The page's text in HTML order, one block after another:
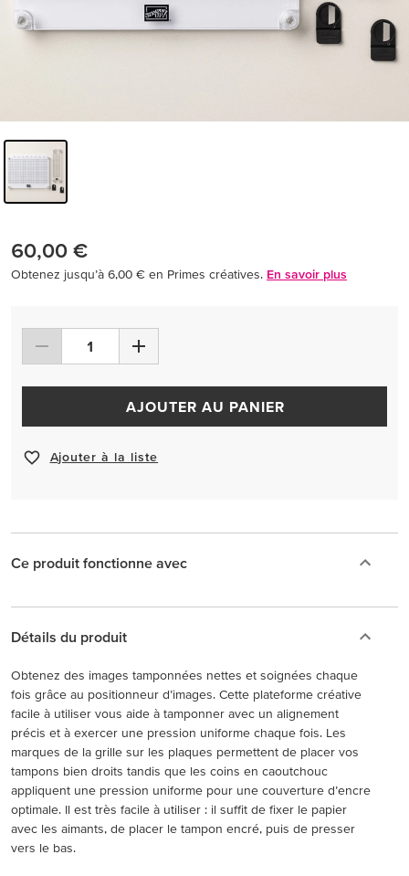
60,00 €
Obtenez jusqu’à 6,00 € en Primes créatives. En savoir plus
AJOUTER AU PANIER
Ajouter à la liste
Ce produit fonctionne avec
Détails du produit
Obtenez des images tamponnées nettes et soignées chaque
fois grâce au positionneur d’images. Cette plateforme créative
facile à utiliser vous aide à tamponner avec un alignement
précis et à exercer une pression uniforme chaque fois. Les
marques de la grille sur les plaques permettent de placer vos
tampons bien droits tandis que les coins en caoutchouc
appliquent une pression uniforme pour une couverture d’encre
optimale. Il est très facile à utiliser : il suffit de fixer le papier
avec les aimants, de placer le tampon encré, puis de presser
vers le bas.